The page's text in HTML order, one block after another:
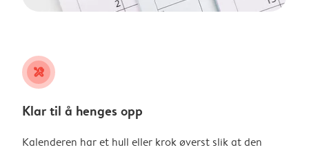
tools
Klar til å henges opp
Kalenderen har et hull eller krok øverst slik at den